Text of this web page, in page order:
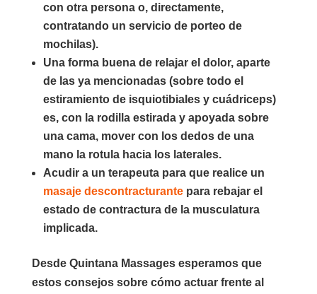
con otra persona o, directamente,
contratando un servicio de porteo de
mochilas).
Una forma buena de relajar el dolor, aparte
de las ya mencionadas (sobre todo el
estiramiento de isquiotibiales y cuádriceps)
es, con la rodilla estirada y apoyada sobre
una cama, mover con los dedos de una
mano la rotula hacia los laterales.
Acudir a un terapeuta para que realice un
masaje descontracturantepara rebajar el
estado de contractura de la musculatura
implicada.
Desde Quintana Massages esperamos que
estos consejos sobre cómo actuar frente al